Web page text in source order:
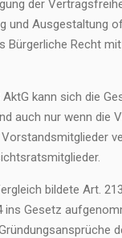
der
und Ausgestaltung
Bürgerliche Recht
kann sich die
auch nur wenn die
bildete Art.
Gesetz